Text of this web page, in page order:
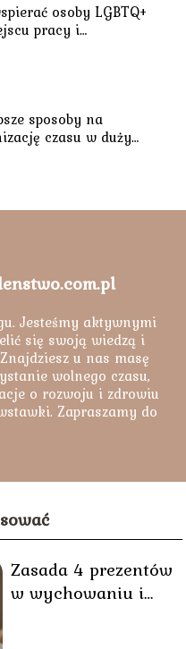
osoby LGBTQ+
pracy i
sposoby na
czasu w dużym
Jesteśmy aktywnymi
się swoją wiedzą i
u nas masę
wolnego czasu,
o rozwoju i zdrowiu
Zapraszamy do
Zasada 4 prezentów
w wychowaniu i